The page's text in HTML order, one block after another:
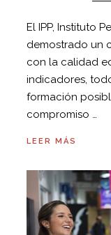
El IPP, Instituto
demostrado un
con la calidad
indicadores,
formación
compromiso …
LEER MÁS